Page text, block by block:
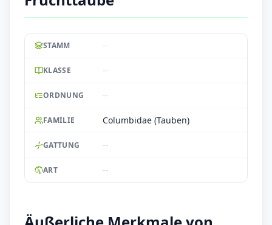
STAMM --
KLASSE --
ORDNUNG --
FAMILIE Columbidae (Tauben)
GATTUNG --
ART --